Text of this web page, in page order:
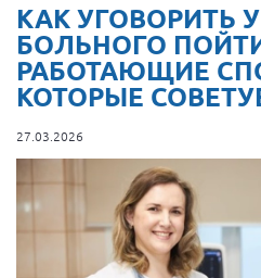
КАК УГОВОРИТЬ
БОЛЬНОГО
РАБОТАЮЩИЕ
КОТОРЫЕ
27.03.2026